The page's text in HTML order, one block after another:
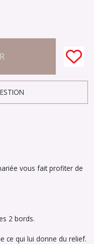
vous fait profiter de
2 bords.
ce qui lui donne du relief.